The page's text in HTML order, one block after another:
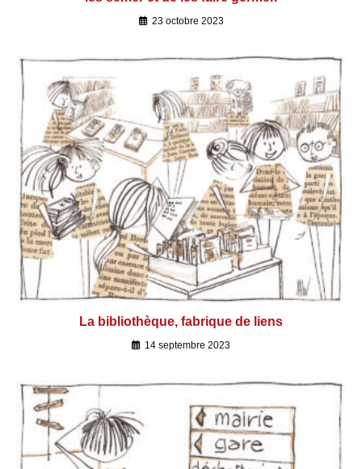
23 octobre 2023
La bibliothèque, fabrique de liens
14 septembre 2023